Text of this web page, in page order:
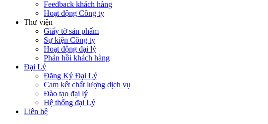
Feedback khách hàng
Hoạt động Công ty
Thư viện
Giấy tờ sản phẩm
Sự kiện Công ty
Hoạt động đại lý
Phản hồi khách hàng
Đại Lý
Đăng Ký Đại Lý
Cam kết chất lượng dịch vụ
Đào tạo đại lý
Hệ thống đại Lý
Liên hệ